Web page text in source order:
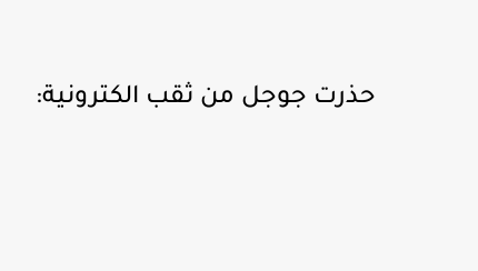
حذرت جوجل من ثقب الكترونية: